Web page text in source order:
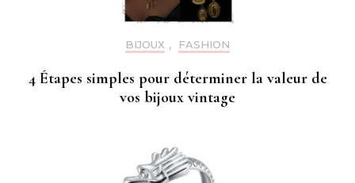
BIJOUX , FASHION
4 Étapes simples pour déterminer la valeur de
vos bijoux vintage